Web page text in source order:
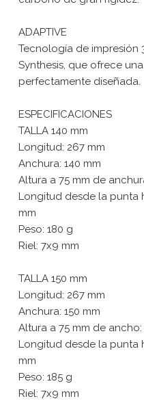
ADAPTIVE
Tecnología de impresión
Synthesis, que ofrece
perfectamente diseñada.
ESPECIFICACIONES
TALLA 140 mm
Longitud: 267 mm
Anchura: 140 mm
Altura a 75 mm de
Longitud desde la punta
mm
Peso: 180 g
Riel: 7x9 mm
TALLA 150 mm
Longitud: 267 mm
Anchura: 150 mm
Altura a 75 mm de ancho:
Longitud desde la punta
mm
Peso: 185 g
Riel: 7x9 mm